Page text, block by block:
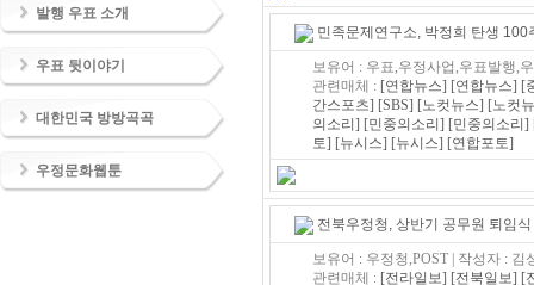
발행 우표 소개
우표 뒷이야기
대한민국 방방곡곡
우정문화웹툰
민족문제연구소, 박정희 탄생 100
보유어 : 우표,우정사업,우표발행,
관련매체 : [연합뉴스] [연합뉴스] [
간스포츠] [SBS] [노컷뉴스] [노컷
의소리] [민중의소리] [민중의소리]
토] [뉴시스] [뉴시스] [연합포토]
전북우정청, 상반기 공무원 퇴임
보유어 : 우정청,POST | 작성자 : 김
관련매체 : [전라일보] [전북일보] [